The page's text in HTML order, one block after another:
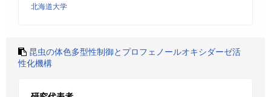
北海道大学
昆虫の体色多型性制御とプロフェノールオキシダーゼ活
性化機構